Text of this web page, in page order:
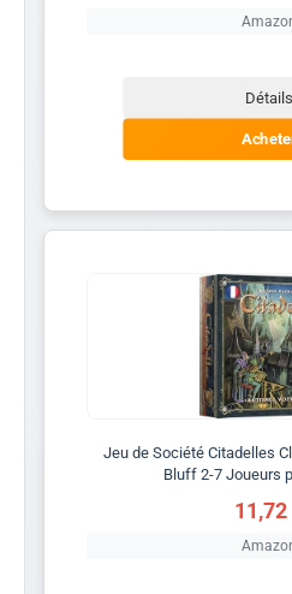
Détails
Jeu de Société Citadelles
Bluff 2-7 Joueurs
11,72